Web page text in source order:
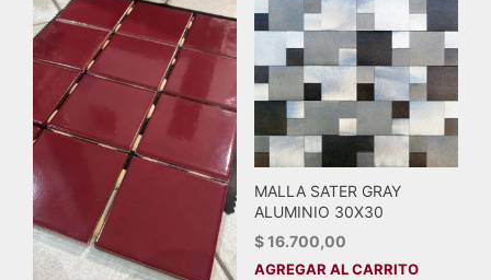
MALLA SATER GRAY
ALUMINIO 30X30
$16.700,00
AGREGAR AL CARRITO